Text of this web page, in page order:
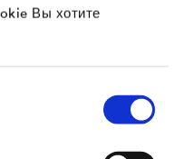
Вы хотите
для
пароизоляции к
газосиликата и
т.к. основа
растягиваться.